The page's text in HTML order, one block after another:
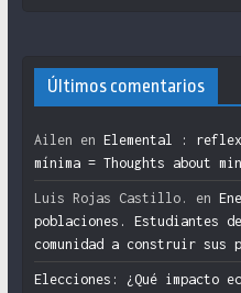
Últimos comentarios
Ailen en Elemental :
mínima = Thoughts about
Luis Rojas Castillo. en
poblaciones. Estudiantes
comunidad a construir sus
Elecciones: ¿Qué impacto